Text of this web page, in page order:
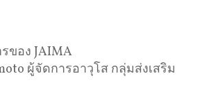
ของ JAIMA
ผู้จัดการอาวุโส กลุ่มส่งเสริม